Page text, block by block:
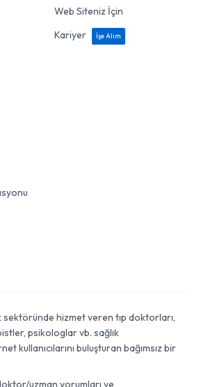
Web Siteniz İçin
Kariyer
İşe Alım
hizmet veren tıp doktorları,
psikologlar vb. sağlık
kullanıcılarını buluşturan bağımsız bir
uzman yorumları ve